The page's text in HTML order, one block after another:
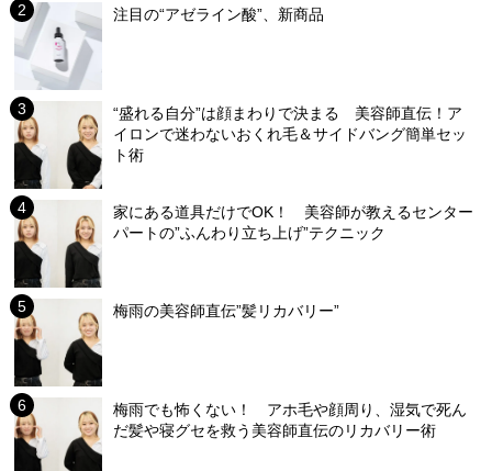
注目の“アゼライン酸”、新商品
“盛れる自分”は顔まわりで決まる 美容師直伝！ア
イロンで迷わないおくれ毛＆サイドバング簡単セッ
ト術
家にある道具だけでOK！ 美容師が教えるセンター
パートの”ふんわり立ち上げ”テクニック
梅雨の美容師直伝”髪リカバリー”
梅雨でも怖くない！ アホ毛や顔周り、湿気で死ん
だ髪や寝グセを救う美容師直伝のリカバリー術